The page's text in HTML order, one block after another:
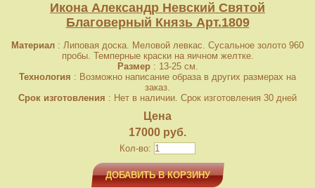
Икона Александр Невский Святой
Благоверный Князь Арт.1809
Материал : Липовая доска. Меловой левкас. Сусальное золото 960
пробы. Темперные краски на яичном желтке.
Размер: 13-25 см.
Технология : Возможно написание образа в других размерах на
заказ.
Срок изготовления : Нет в наличии. Срок изготовления 30 дней
Цена
17000 руб.
Кол-во:
ДОБАВИТЬ В КОРЗИНУ